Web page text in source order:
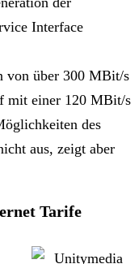
Interface
von über 300 MBit/s
mit einer 120 MBit/s
des
aus, zeigt aber
Tarife